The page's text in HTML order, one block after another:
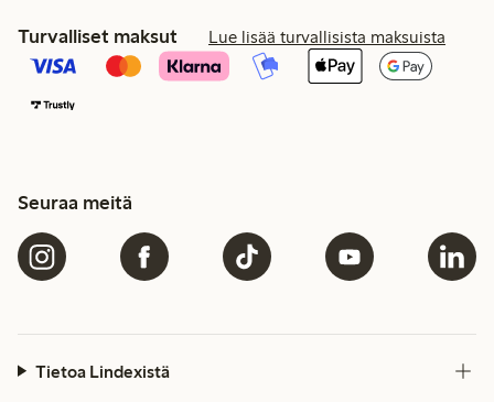
Turvalliset maksut Lue lisää turvallisista maksuista
Seuraa meitä
Tietoa Lindexistä